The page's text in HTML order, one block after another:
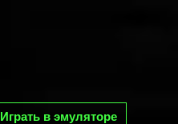
Играть в эмуляторе